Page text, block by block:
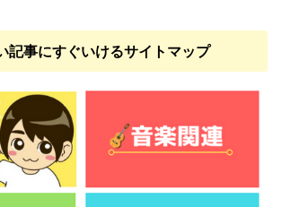
記事にすぐいけるサイトマップ